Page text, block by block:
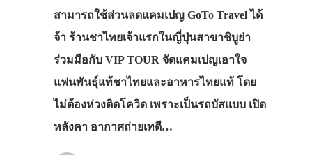
สามารถใช้ส่วนลดแคมเปญ GoTo Travel ได้
จ้า ร้านชาไทยเจ้าแรกในญี่ปุ่นสาขาชิบูย่า
ร่วมมือกับ VIP TOUR จัดแคมเปญเอาใจ
แฟนพันธุ์แท้ชาไทยและอาหารไทยแท้ โดย
ไม่ต้องห่วงติดโควิด เพราะเป็นรถบัสแบบ เปิด
หลังคา อากาศถ่ายเทดี…